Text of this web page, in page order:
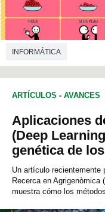
INFORMÁTICA
ARTÍCULOS - AVANCES
Aplicaciones
(Deep
genética de
Un artículo recientemente
Recerca en Agrigenòmica
muestra cómo los